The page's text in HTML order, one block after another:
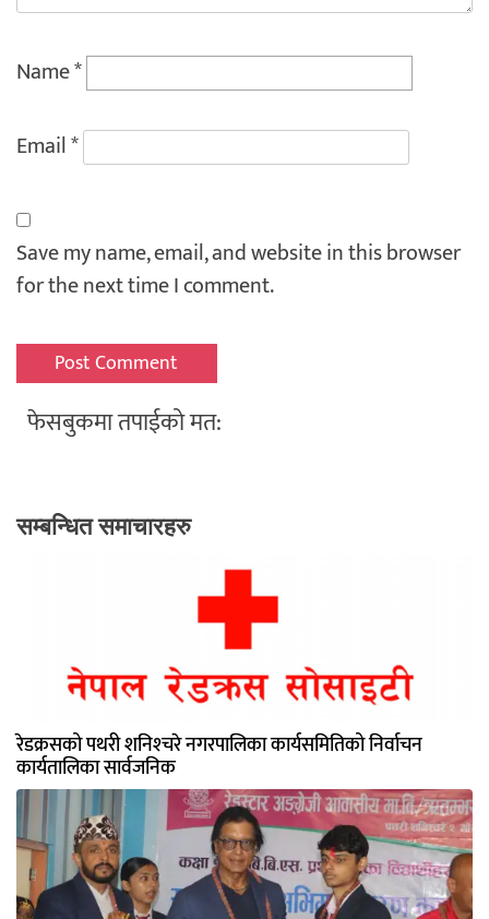
Name*
Email*
Save my name, email, and website in this browser
for the next time I comment.
फेसबुकमा तपाईको मत:
सम्बन्धित समाचारहरु
रेडक्रसको पथरी शनिश्‍चरे नगरपालिका कार्यसमितिको निर्वाचन
कार्यतालिका सार्वजनिक